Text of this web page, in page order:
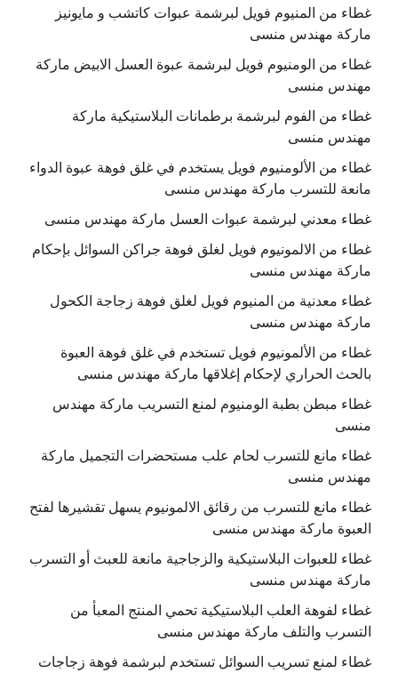
غطاء من المنيوم فويل لبرشمة عبوات كاتشب و مايونيز
ماركة مهندس منسى
غطاء من الومنيوم فويل لبرشمة عبوة العسل الابيض ماركة
مهندس منسى
غطاء من الفوم لبرشمة برطمانات البلاستيكية ماركة
مهندس منسى
غطاء من الألومنيوم فويل يستخدم في غلق فوهة عبوة الدواء
مانعة للتسرب ماركة مهندس منسى
غطاء معدني لبرشمة عبوات العسل ماركة مهندس منسى
غطاء من الالمونيوم فويل لغلق فوهة جراكن السوائل بإحكام
ماركة مهندس منسى
غطاء معدنية من المنيوم فويل لغلق فوهة زجاجة الكحول
ماركة مهندس منسى
غطاء من الألمونيوم فويل تستخدم في غلق فوهة العبوة
بالحث الحراري لإحكام إغلاقها ماركة مهندس منسى
غطاء مبطن بطبة الومنيوم لمنع التسريب ماركة مهندس
منسى
غطاء مانع للتسرب لحام علب مستحضرات التجميل ماركة
مهندس منسى
غطاء مانع للتسرب من رقائق الالمونيوم يسهل تقشيرها لفتح
العبوة ماركة مهندس منسى
غطاء للعبوات البلاستيكية والزجاجية مانعة للعبث أو التسرب
ماركة مهندس منسى
غطاء لفوهة العلب البلاستيكية تحمي المنتج المعبأ من
التسرب والتلف ماركة مهندس منسى
غطاء لمنع تسريب السوائل تستخدم لبرشمة فوهة زجاجات